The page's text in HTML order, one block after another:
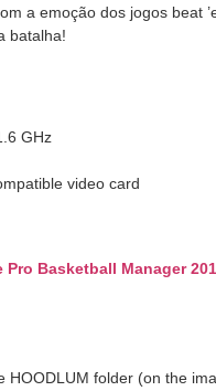
a emoção dos jogos beat
batalha!
GHz
video card
Pro Basketball Manager
HOODLUM folder (on the